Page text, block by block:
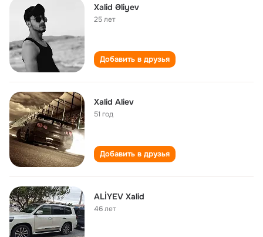
Xalid Əliyev
25 лет
Добавить в друзья
Xalid Aliev
51 год
Добавить в друзья
ALİYEV Xalid
46 лет